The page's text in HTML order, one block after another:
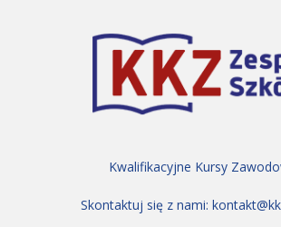
Kwalifikacyjne Kursy
Skontaktuj się z nami: